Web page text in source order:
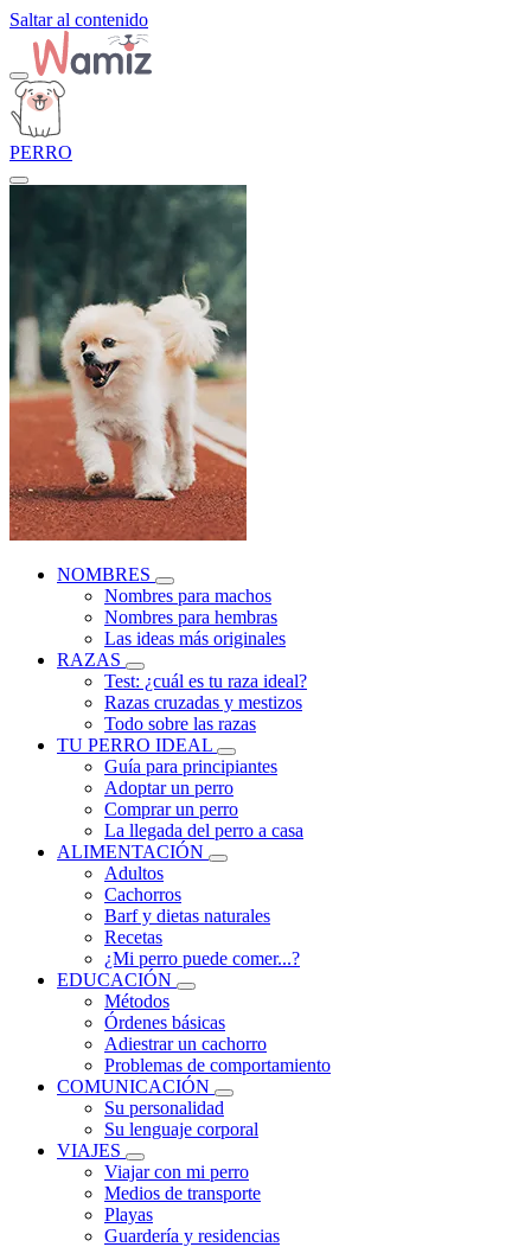
Saltar al contenido
PERRO
NOMBRES
Nombres para machos
Nombres para hembras
Las ideas más originales
RAZAS
Test: ¿cuál es tu raza ideal?
Razas cruzadas y mestizos
Todo sobre las razas
TU PERRO IDEAL
Guía para principiantes
Adoptar un perro
Comprar un perro
La llegada del perro a casa
ALIMENTACIÓN
Adultos
Cachorros
Barf y dietas naturales
Recetas
¿Mi perro puede comer...?
EDUCACIÓN
Métodos
Órdenes básicas
Adiestrar un cachorro
Problemas de comportamiento
COMUNICACIÓN
Su personalidad
Su lenguaje corporal
VIAJES
Viajar con mi perro
Medios de transporte
Playas
Guardería y residencias